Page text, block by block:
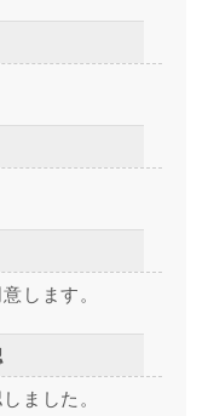
します。
ました。